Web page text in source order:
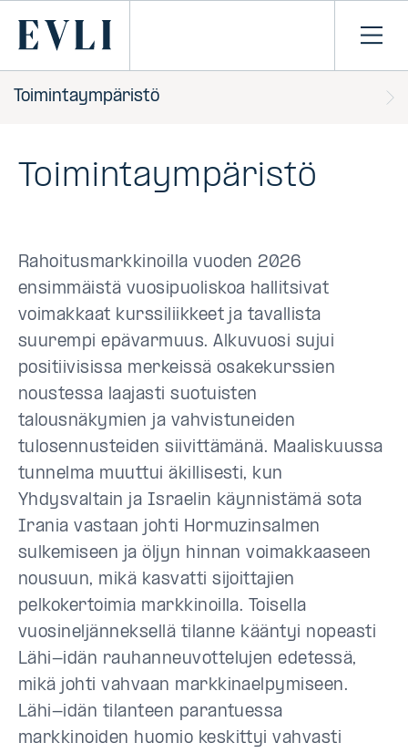
Primary
Avaa
Toimintaympäristö
Toimintaympäristö
Rahoitusmarkkinoilla vuoden 2026
ensimmäistä vuosipuoliskoa hallitsivat
voimakkaat kurssiliikkeet ja tavallista
suurempi epävarmuus. Alkuvuosi sujui
positiivisissa merkeissä osakekurssien
noustessa laajasti suotuisten
talousnäkymien ja vahvistuneiden
tulosennusteiden siivittämänä. Maaliskuussa
tunnelma muuttui äkillisesti, kun
Yhdysvaltain ja Israelin käynnistämä sota
Irania vastaan johti Hormuzinsalmen
sulkemiseen ja öljyn hinnan voimakkaaseen
nousuun, mikä kasvatti sijoittajien
pelkokertoimia markkinoilla. Toisella
vuosineljänneksellä tilanne kääntyi nopeasti
Lähi-idän rauhanneuvottelujen edetessä,
mikä johti vahvaan markkinaelpymiseen.
Lähi-idän tilanteen parantuessa
markkinoiden huomio keskittyi vahvasti